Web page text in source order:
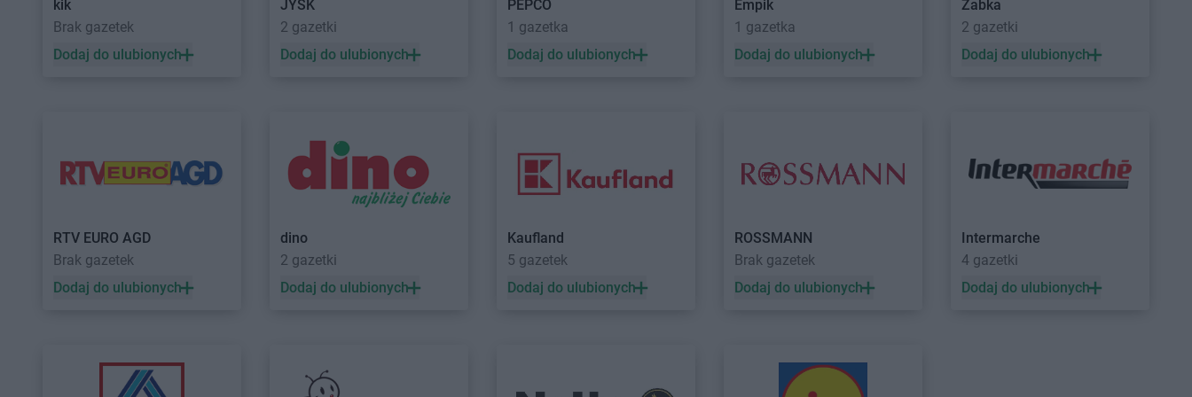
abra meble Tczew
Mazowiecki
abra meble
abra meble Turek
kik
Brak gazetek
Dodaj do ulubionych
JYSK
2 gazetki
Dodaj do ulubionych
PEPCO
1 gazetka
Dodaj do ulubionych
Empik
1 gazetka
Dodaj do ulubionych
Żabka
2 gazetki
Dodaj do ulubionych
RTV EURO AGD
Brak gazetek
Dodaj do ulubionych
dino
2 gazetki
Dodaj do ulubionych
Kaufland
5 gazetek
Dodaj do ulubionych
ROSSMANN
Brak gazetek
Dodaj do ulubionych
Intermarche
4 gazetki
Dodaj do ulubionych